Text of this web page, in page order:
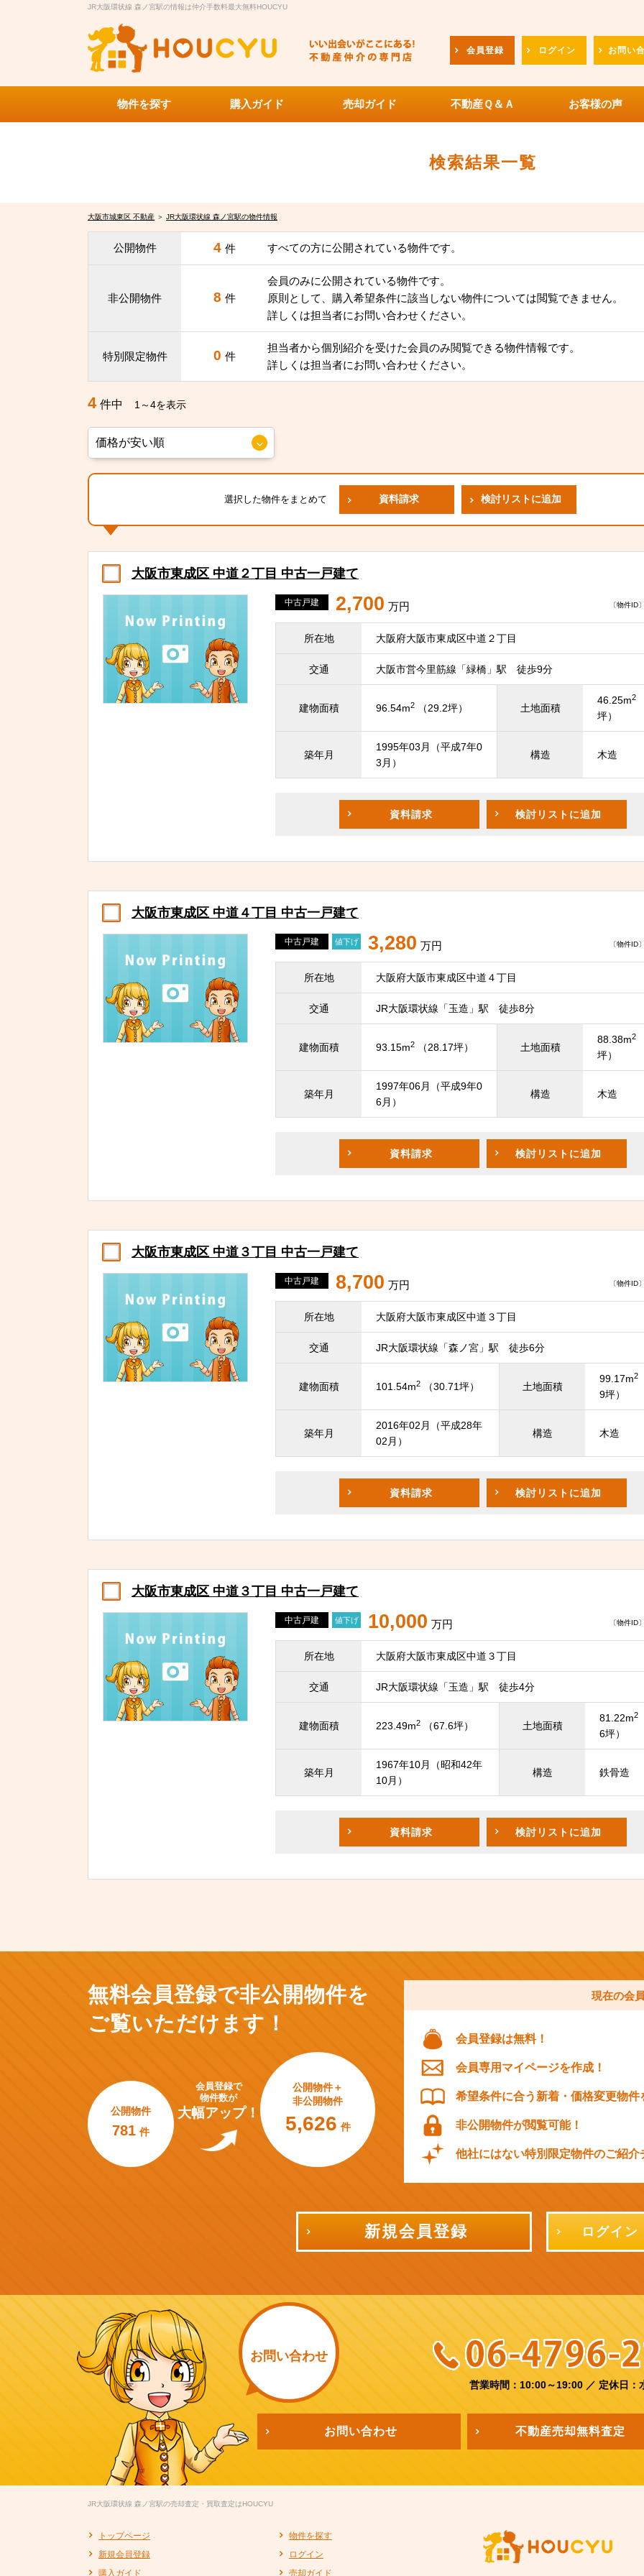
JR大阪環状線 森ノ宮駅の情報は仲介手数料最大無料HOUCYU
会員登録 ログイン お問い
物件を探す 購入ガイド 売却ガイド 不動産Ｑ＆Ａ お客様の声
検索結果一覧
大阪市城東区 不動産 ＞ JR大阪環状線 森ノ宮駅の物件情報
公開物件 4 件 すべての方に公開されている物件です。
非公開物件 8 件
会員のみに公開されている物件です。
原則として、購入希望条件に該当しない物件については閲覧できません。
詳しくは担当者にお問い合わせください。
特別限定物件 0 件
担当者から個別紹介を受けた会員のみ閲覧できる物件情報です。
詳しくは担当者にお問い合わせください。
4 件中 1～4を表示
選択した物件をまとめて 資料請求 検討リストに追加
大阪市東成区 中道２丁目 中古一戸建て
〔物件ID
中古戸建 2,700 万円
所在地 大阪府大阪市東成区中道２丁目
交通 大阪市営今里筋線「緑橋」駅 徒歩9分
建物面積 96.54m2 （29.2坪） 土地面積
46.25m2
坪）
築年月
1995年03月（平成7年0
3月）
構造 木造
資料請求 検討リスト に追加
大阪市東成区 中道４丁目 中古一戸建て
〔物件ID
中古戸建 値下げ 3,280 万円
所在地 大阪府大阪市東成区中道４丁目
交通 JR大阪環状線「玉造」駅 徒歩8分
建物面積 93.15m2 （28.17坪） 土地面積
88.38m2
坪）
築年月
1997年06月（平成9年0
6月）
構造 木造
資料請求 検討リスト に追加
大阪市東成区 中道３丁目 中古一戸建て
〔物件ID
中古戸建 8,700 万円
所在地 大阪府大阪市東成区中道３丁目
交通 JR大阪環状線「森ノ宮」駅 徒歩6分
建物面積 101.54m2 （30.71坪） 土地面積
99.17m2
9坪）
築年月
2016年02月（平成28年
02月）
構造 木造
資料請求 検討リスト に追加
大阪市東成区 中道３丁目 中古一戸建て
〔物件ID
中古戸建 値下げ 10,000 万円
所在地 大阪府大阪市東成区中道３丁目
交通 JR大阪環状線「玉造」駅 徒歩4分
建物面積 223.49m2 （67.6坪） 土地面積
81.22m2
6坪）
築年月
1967年10月（昭和42年
10月）
構造 鉄骨造
資料請求 検討リスト に追加
無料会員登録で非公開物件を
ご覧いただけます！
会員登録で
物件数が
大幅アップ！
公開物件
781 件
公開物件＋
非公開物件
5,626 件
現在の会
会員登録は無料！
会員専用マイページを作成！
希望条件に合う新着・価格変更物件
非公開物件が閲覧可能！
他社にはない特別限定物件のご紹介
新規会員登録 ログイン
お問い合わせ
営業時間：10:00～19:00 ／ 定休日：
お問い合わせ 不動産売却無料査定
JR大阪環状線 森ノ宮駅の売却査定・買取査定はHOUCYU
トップページ
物件を探す
新規会員登録
ログイン
購入ガイド
売却ガイド